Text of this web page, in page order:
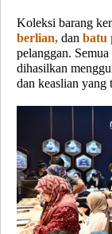
Koleksi barang
berlian, dan batu
pelanggan.
dihasilkan
dan keaslian yang